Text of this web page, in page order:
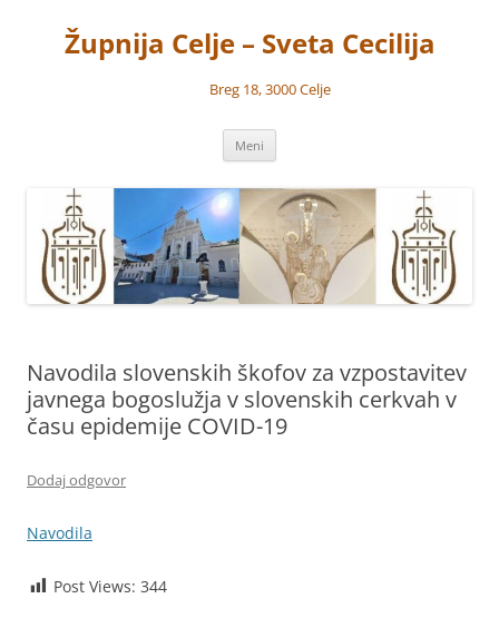
vsebinoŽupnija Celje – Sveta Cecilija
Breg 18, 3000 Celje
Meni
Navodila slovenskih škofov za vzpostavitev
javnega bogoslužja v slovenskih cerkvah v
času epidemije COVID-19
Dodaj odgovor
Navodila
Post Views: 344